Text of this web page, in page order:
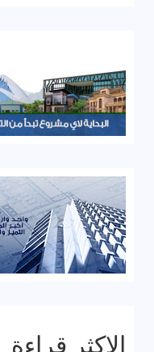
الاكثر قراءة